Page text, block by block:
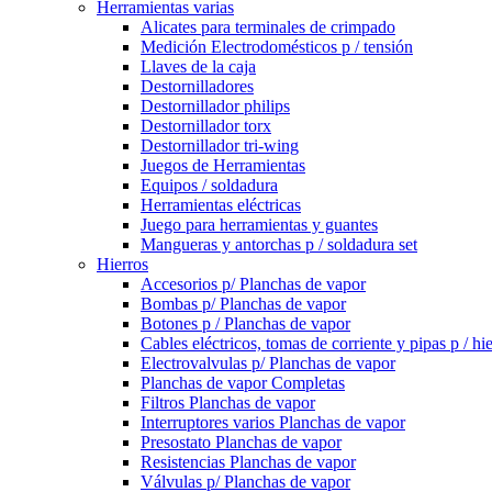
Herramientas varias
Alicates para terminales de crimpado
Medición Electrodomésticos p / tensión
Llaves de la caja
Destornilladores
Destornillador philips
Destornillador torx
Destornillador tri-wing
Juegos de Herramientas
Equipos / soldadura
Herramientas eléctricas
Juego para herramientas y guantes
Mangueras y antorchas p / soldadura set
Hierros
Accesorios p/ Planchas de vapor
Bombas p/ Planchas de vapor
Botones p / Planchas de vapor
Cables eléctricos, tomas de corriente y pipas p /
Electrovalvulas p/ Planchas de vapor
Planchas de vapor Completas
Filtros Planchas de vapor
Interruptores varios Planchas de vapor
Presostato Planchas de vapor
Resistencias Planchas de vapor
Válvulas p/ Planchas de vapor